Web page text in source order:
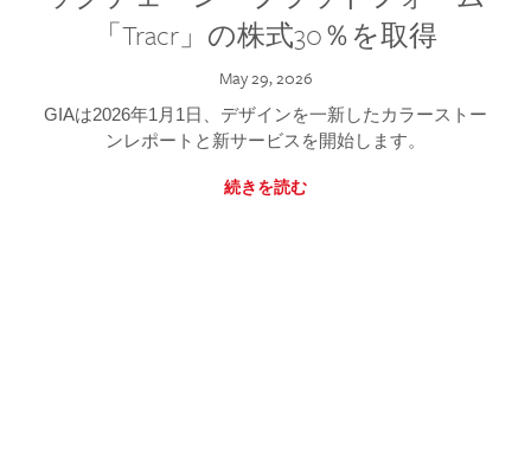
「Tracr」の株式30％を取得
May 29, 2026
GIAは2026年1月1日、デザインを一新したカラーストー
ンレポートと新サービスを開始します。
続きを読む